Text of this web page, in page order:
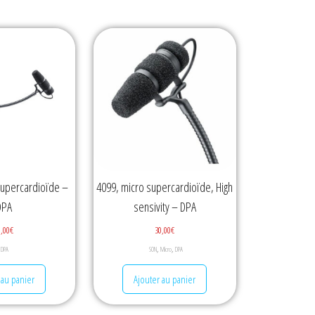
–
€
DPA
panier
4099, micro supercardioïde, High
sensivity – DPA
30,00€
SON, Micro, DPA
Ajouter au panier